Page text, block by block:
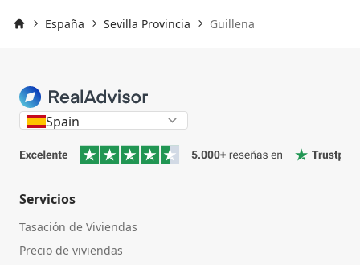
España Sevilla Provincia Guillena
Spain
Servicios
Tasación de Viviendas
Precio de viviendas